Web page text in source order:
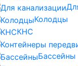
Колодцы
КНС
Бассейны